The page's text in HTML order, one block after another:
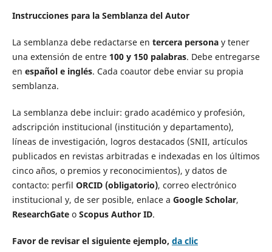
Instrucciones para la Semblanza del Autor
La semblanza debe redactarse en tercera personay tener
una extensión de entre 100 y 150 palabras. Debe entregarse
en español e inglés. Cada coautor debe enviar su propia
semblanza.
La semblanza debe incluir: grado académico y profesión,
adscripción institucional (institución y departamento),
líneas de investigación, logros destacados (SNII, artículos
publicados en revistas arbitradas e indexadas en los últimos
cinco años, o premios y reconocimientos), y datos de
contacto: perfil ORCID (obligatorio), correo electrónico
institucional y, de ser posible, enlace a Google Scholar,
ResearchGateo Scopus Author ID.
Favor de revisar el siguiente ejemplo, da clic